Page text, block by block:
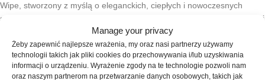
Manage your privacy
Żeby zapewnić najlepsze wrażenia, my oraz nasi partnerzy używamy
technologii takich jak pliki cookies do przechowywania i/lub uzyskiwania
informacji o urządzeniu. Wyrażenie zgody na te technologie pozwoli nam
oraz naszym partnerom na przetwarzanie danych osobowych, takich jak
Wipe, stworzony z myślą o eleganckich, ciepłych i nowoczesnych
stylizacjach paznokci. Subtelny odcień karmelu delikatnie przyciemnia i
ociepla manicure, nadając mu głębi, miękkości oraz bardzo
estetycznego, harmonijnego wyglądu. Top idealnie sprawdzi się w
stylizacjach typu nude, latte nails, babyboomer, clean look oraz jako
wykończenie jasnych, beżowych i mlecznych kolorów.